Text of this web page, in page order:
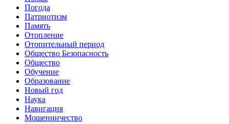
Погода
Патриотизм
Память
Отопление
Отопительный период
Общество Безопасность
Общество
Обучение
Образование
Новый год
Наука
Навигация
Мошенничество